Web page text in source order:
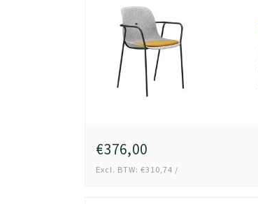
€376,00
Excl. BTW: €310,74 /